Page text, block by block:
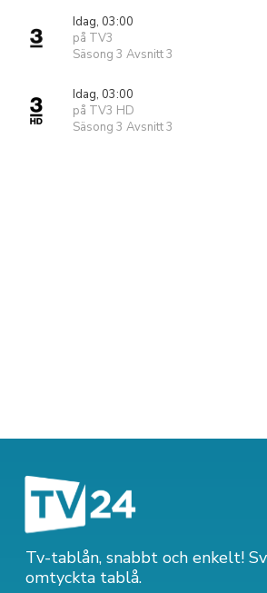
Idag, 03:00
på TV3
Säsong 3 Avsnitt 3
Idag, 03:00
på TV3 HD
Säsong 3 Avsnitt 3
Tv-tablån, snabbt och enkelt!
omtyckta tablå.